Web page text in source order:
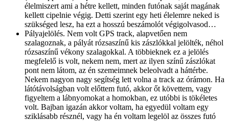
élelmiszert ami a hétre kellett, minden futónak saját magának
kellett cipelnie végig. Detti szerint egy heti élelemre neked is
szükséged lesz, ha ezt a hosszú beszámolót végigolvasod…
Pályajelölés. Nem volt GPS track, alapvetően nem
szalagoznak, a pályát rózsaszínű kis zászlókkal jelölték, néhol
rózsaszínű vékony szalagokkal. A többieknek ez a jelölés
megfelelő is volt, nekem nem, mert az ilyen színű zászlókat
pont nem látom, az én szemeimnek beleolvadt a háttérbe.
Nekem nagyon nagy segítség lett volna a track az órámon. Ha
látótávolságban volt előttem futó, akkor őt követtem, vagy
figyeltem a lábnyomokat a homokban, ez utóbbi is tökéletes
volt. Bajban igazán akkor voltam, ha egyedül voltam egy
sziklásabb résznél, vagy ha én voltam legelöl az összes futó